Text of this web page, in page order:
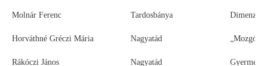
Molnár Ferenc Tardosbánya
Horváthné Gréczi Mária Nagyatád „Mozgó
Rákóczi János Nagyatád